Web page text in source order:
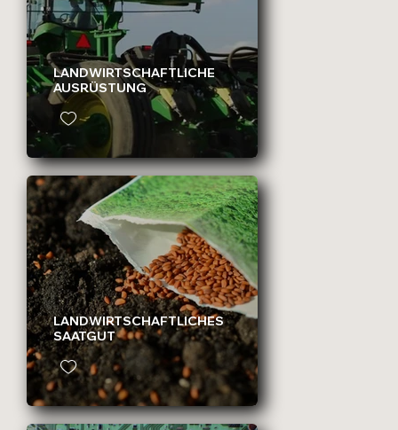
LANDWIRTSCHAFTLICHE
AUSRÜSTUNG
LANDWIRTSCHAFTLICHES
SAATGUT